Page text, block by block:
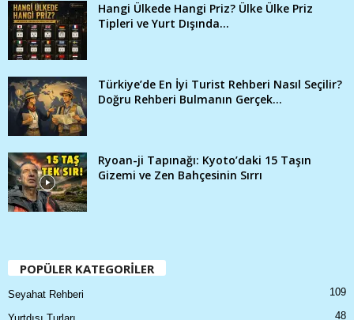
Hangi Ülkede Hangi Priz? Ülke Ülke Priz
Tipleri ve Yurt Dışında...
Türkiye’de En İyi Turist Rehberi Nasıl Seçilir?
Doğru Rehberi Bulmanın Gerçek...
Ryoan-ji Tapınağı: Kyoto’daki 15 Taşın
Gizemi ve Zen Bahçesinin Sırrı
POPÜLER KATEGORİLER
Seyahat Rehberi 109
48